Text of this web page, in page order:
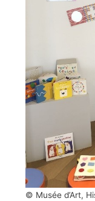
© Musée d’Art,